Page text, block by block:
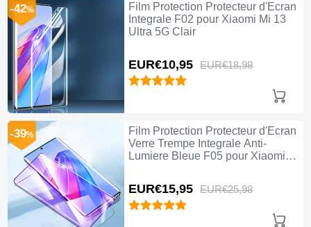
Film Protection Protecteur d'Ecran
Integrale F02 pour Xiaomi Mi 13
Ultra 5G Clair
EUR€10,95 EUR€18,98
-42%
Film Protection Protecteur d'Ecran
Verre Trempe Integrale Anti-
Lumiere Bleue F05 pour Xiaomi
EUR€15,95 EUR€25,98
-39%